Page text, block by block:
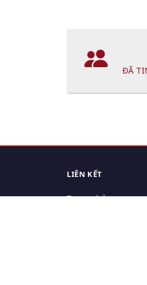
ĐÃ
LIÊN KẾT
Trang chủ